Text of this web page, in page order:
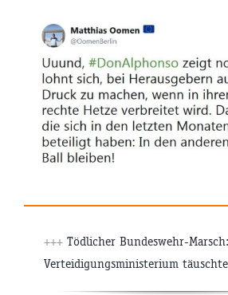
+++ Tödlicher Bundeswehr-Marsch:
Verteidigungsministerium